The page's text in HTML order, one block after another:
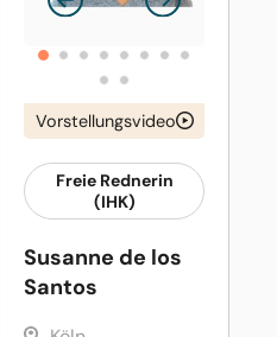
Vorstellungsvideo
Freie Rednerin
(IHK)
Susanne de los
Santos